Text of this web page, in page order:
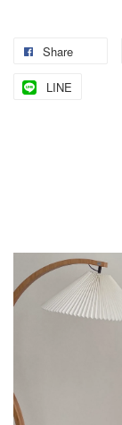
Share
LINE